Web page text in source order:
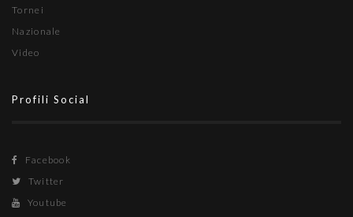
Tornei
Nazionale
Video
Profili Social
Facebook
Twitter
Youtube